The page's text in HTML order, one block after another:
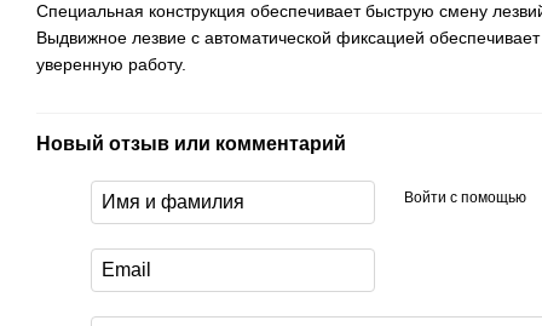
Специальная конструкция обеспечивает быструю смену
Выдвижное лезвие с автоматической фиксацией
уверенную работу.
Новый отзыв или комментарий
Войти с помощью